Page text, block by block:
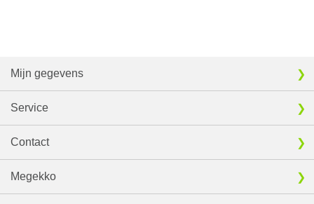
Mijn gegevens
Service
Contact
Megekko